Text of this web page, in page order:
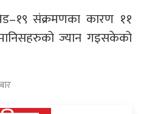
संक्रमणका कारण ११
ज्यान गइसकेको